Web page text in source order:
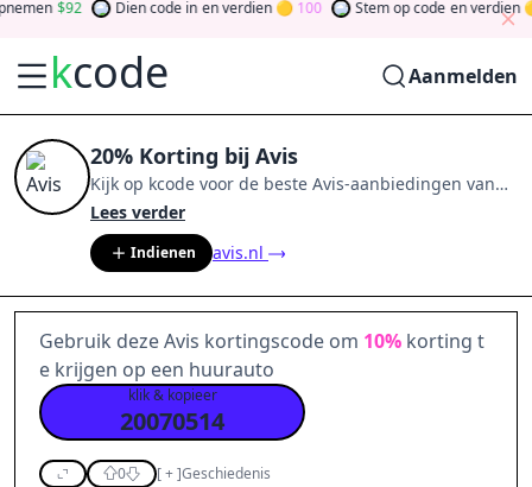
92 Dien code in en verdien 100 Stem op code en verdien
kcode Aanmelden
20% Korting bij Avis
Kijk op kcode voor de beste Avis-aanbiedingen van
aug 2026. Word lid van de community
tokens door bij te dragen via stemmen, testen, delen
en meer. Drehen Sie den Glücksklee
Sie Geld
Lees verder
Indienen avis.nl
Gebruik deze Avis kortingscode om 10% korting t
e krijgen op een huurauto
klik & kopieer
20070514
0 [+]Geschiedenis